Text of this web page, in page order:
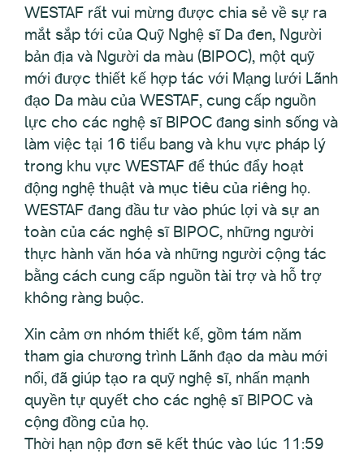
WESTAF rất vui mừng được chia sẻ về sự ra
mắt sắp tới của Quỹ Nghệ sĩ Da đen, Người
bản địa và Người da màu (BIPOC), một quỹ
mới được thiết kế hợp tác với Mạng lưới Lãnh
đạo Da màu của WESTAF, cung cấp nguồn
lực cho các nghệ sĩ BIPOC đang sinh sống và
làm việc tại 16 tiểu bang và khu vực pháp lý
trong khu vực WESTAF để thúc đẩy hoạt
động nghệ thuật và mục tiêu của riêng họ.
WESTAF đang đầu tư vào phúc lợi và sự an
toàn của các nghệ sĩ BIPOC, những người
thực hành văn hóa và những người cộng tác
bằng cách cung cấp nguồn tài trợ và hỗ trợ
không ràng buộc.
Xin cảm ơn nhóm thiết kế, gồm tám năm
tham gia chương trình Lãnh đạo da màu mới
nổi, đã giúp tạo ra quỹ nghệ sĩ, nhấn mạnh
quyền tự quyết cho các nghệ sĩ BIPOC và
cộng đồng của họ.
Thời hạn nộp đơn sẽ kết thúc vào lúc 11:59